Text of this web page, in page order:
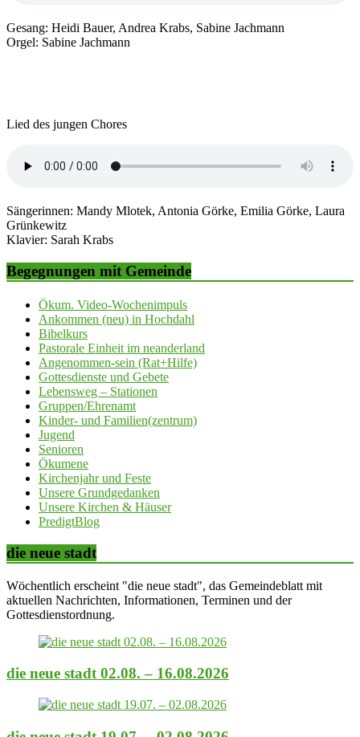
Gesang: Heidi Bauer, Andrea Krabs, Sabine Jachmann
Orgel: Sabine Jachmann
Lied des jungen Chores
Sängerinnen: Mandy Mlotek, Antonia Görke, Emilia Görke, Laura
Grünkewitz
Klavier: Sarah Krabs
Begegnungen mit Gemeinde
Ökum. Video-Wochenimpuls
Ankommen (neu) in Hochdahl
Bibelkurs
Pastorale Einheit im neanderland
Angenommen-sein (Rat+Hilfe)
Gottesdienste und Gebete
Lebensweg – Stationen
Gruppen/Ehrenamt
Kinder- und Familien(zentrum)
Jugend
Senioren
Ökumene
Kirchenjahr und Feste
Unsere Grundgedanken
Unsere Kirchen & Häuser
PredigtBlog
die neue stadt
Wöchentlich erscheint "die neue stadt", das Gemeindeblatt mit
aktuellen Nachrichten, Informationen, Terminen und der
Gottesdienstordnung.
die neue stadt 02.08. – 16.08.2026